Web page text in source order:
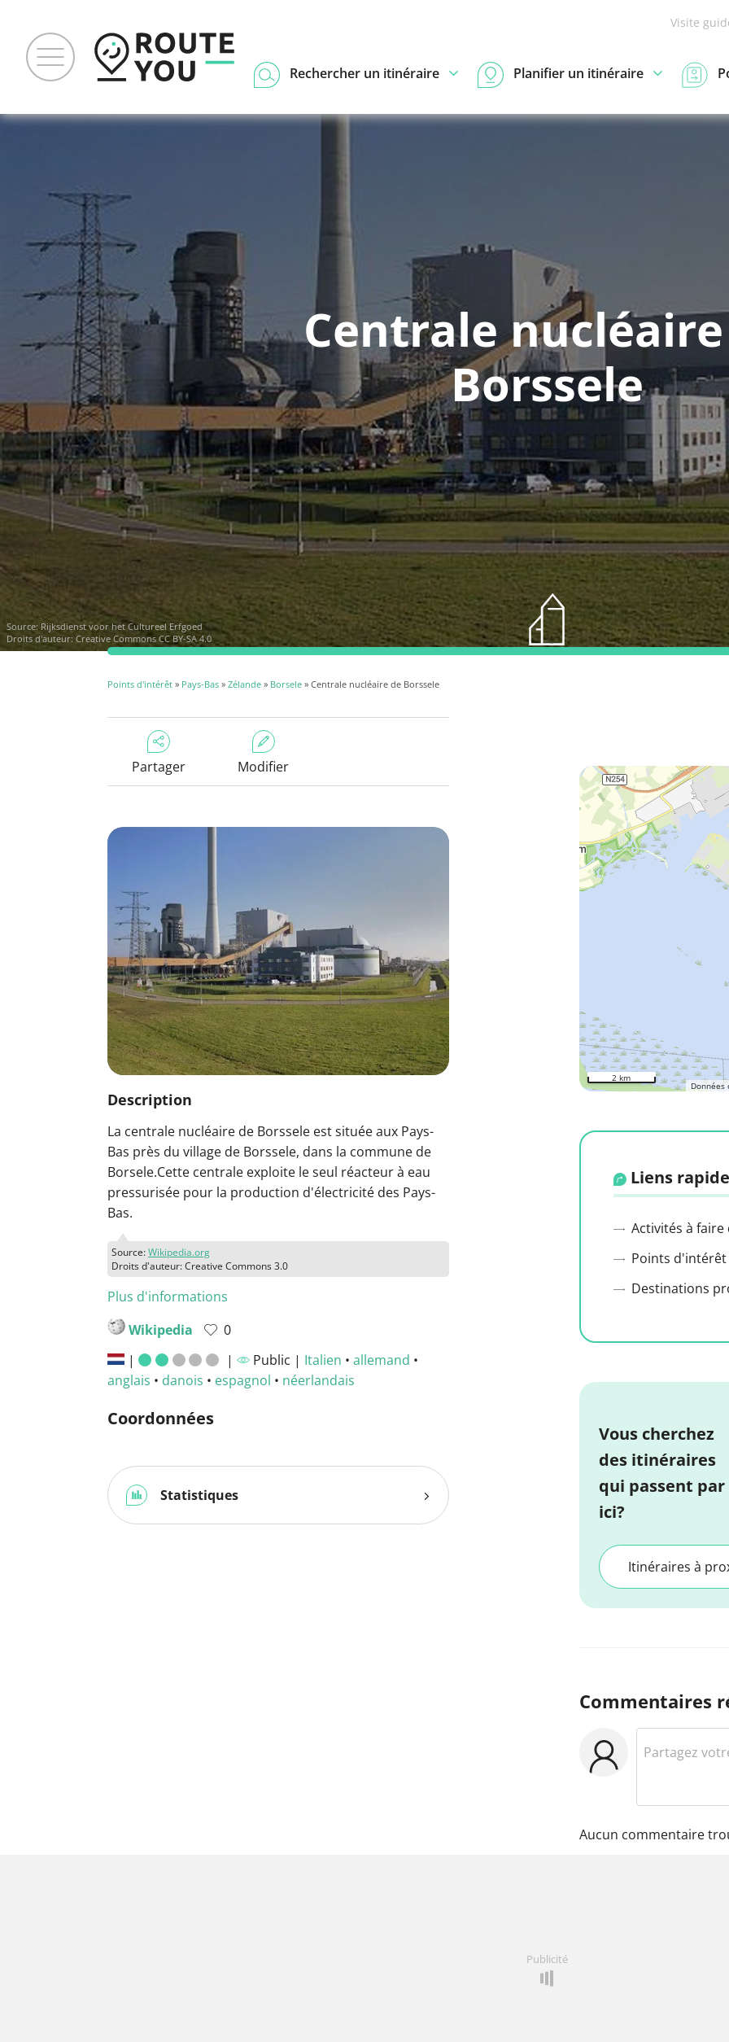
Visite
Rechercher un itinéraire Planifier un itinéraire
Centrale
Borssele
Source: Rijksdienst voor het Cultureel Erfgoed
Droits d'auteur: Creative Commons CC BY-SA 4.0
Points d'intérêt » Pays-Bas » Zélande » Borsele » Centrale nucléaire de Borssele
Partager Modifier
Description
La centrale nucléaire de Borssele est située aux Pays-
Bas près du village de Borssele, dans la commune de
Borsele.Cette centrale exploite le seul réacteur à eau
pressurisée pour la production d'électricité des Pays-
Bas.
Source:Wikipedia.org
Droits d'auteur: Creative Commons 3.0
Plus d'informations
Wikipedia
0
|
| Public | Italien • allemand •
anglais • danois • espagnol • néerlandais
Coordonnées
Statistiques
2 km
Liens
Activités à
Points
Destinations
Vous cherchez
des itinéraires
qui passent par
ici?
Itinéraires à
Commentaires
Aucun commentaire
Publicité